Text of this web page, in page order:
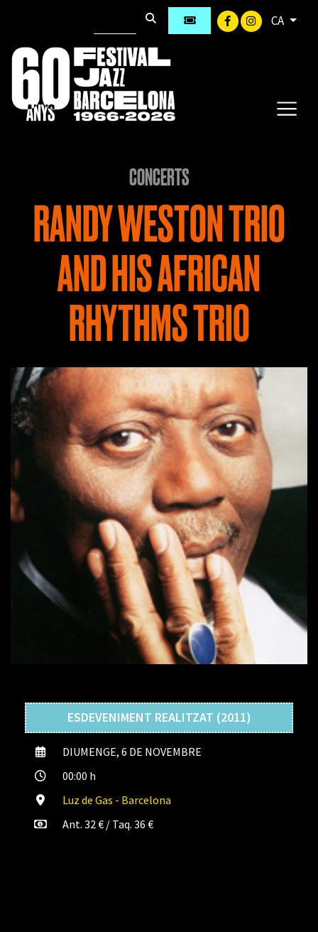
CA
CONCERTS
RANDY WESTON TRIO
AND HIS AFRICAN
RHYTHMS TRIO
ESDEVENIMENT REALITZAT (2011)
DIUMENGE, 6 DE NOVEMBRE
00:00 h
Luz de Gas - Barcelona
Ant. 32 € / Taq. 36 €